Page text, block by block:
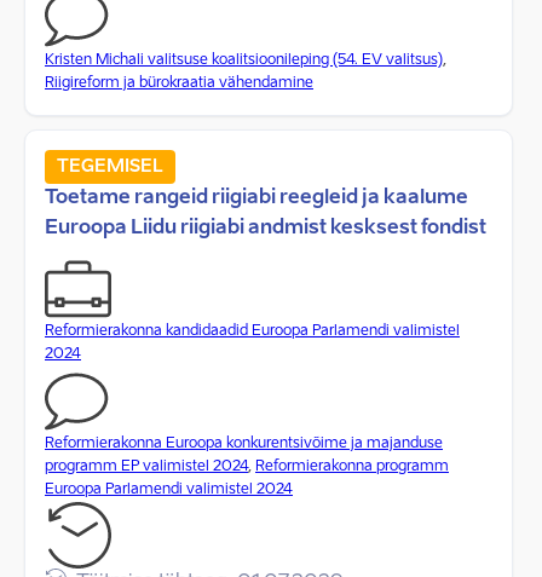
Kristen Michali valitsuse koalitsioonileping (54. EV valitsus),
Riigireform ja bürokraatia vähendamine
TEGEMISEL
Toetame rangeid riigiabi reegleid ja kaalume
Euroopa Liidu riigiabi andmist kesksest fondist
Reformierakonna kandidaadid Euroopa Parlamendi valimistel
2024
Reformierakonna Euroopa konkurentsivõime ja majanduse
programm EP valimistel 2024, Reformierakonna programm
Euroopa Parlamendi valimistel 2024